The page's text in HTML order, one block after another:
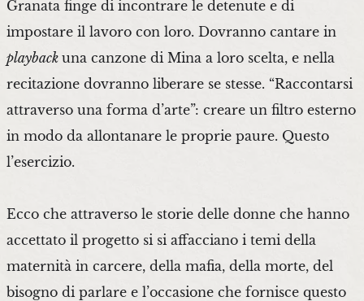
Granata finge di incontrare le detenute e di
impostare il lavoro con loro. Dovranno cantare in
playback una canzone di Mina a loro scelta, e nella
recitazione dovranno liberare se stesse. “Raccontarsi
attraverso una forma d’arte”: creare un filtro esterno
in modo da allontanare le proprie paure. Questo
l’esercizio.
Ecco che attraverso le storie delle donne che hanno
accettato il progetto si si affacciano i temi della
maternità in carcere, della mafia, della morte, del
bisogno di parlare e l’occasione che fornisce questo